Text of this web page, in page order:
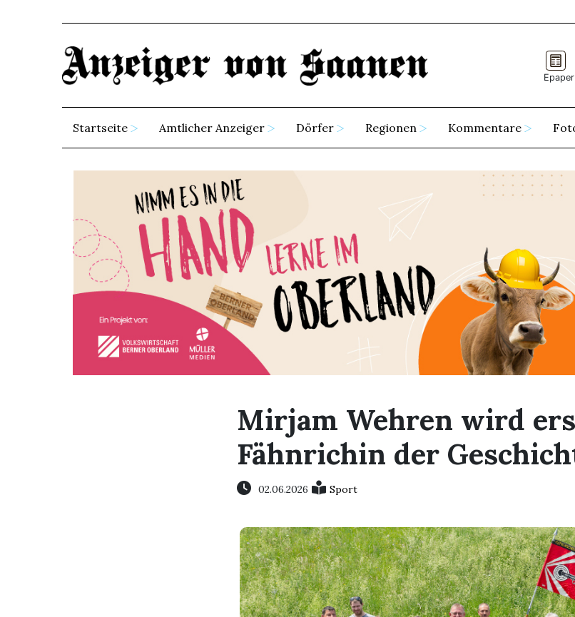
Epaper
Startseite Amtlicher Anzeiger Dörfer Regionen Kommentare
Mirjam Wehren wird
Fähnrichin der
02.06.2026 Sport